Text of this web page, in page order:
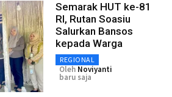
Semarak HUT ke-81
RI, Rutan Soasiu
Salurkan Bansos
kepada Warga
REGIONAL
Oleh Noviyanti
baru saja